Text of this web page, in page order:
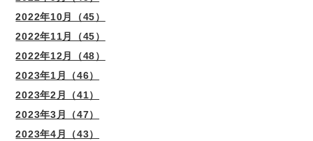
2022年10月（45）
2022年11月（45）
2022年12月（48）
2023年1月（46）
2023年2月（41）
2023年3月（47）
2023年4月（43）